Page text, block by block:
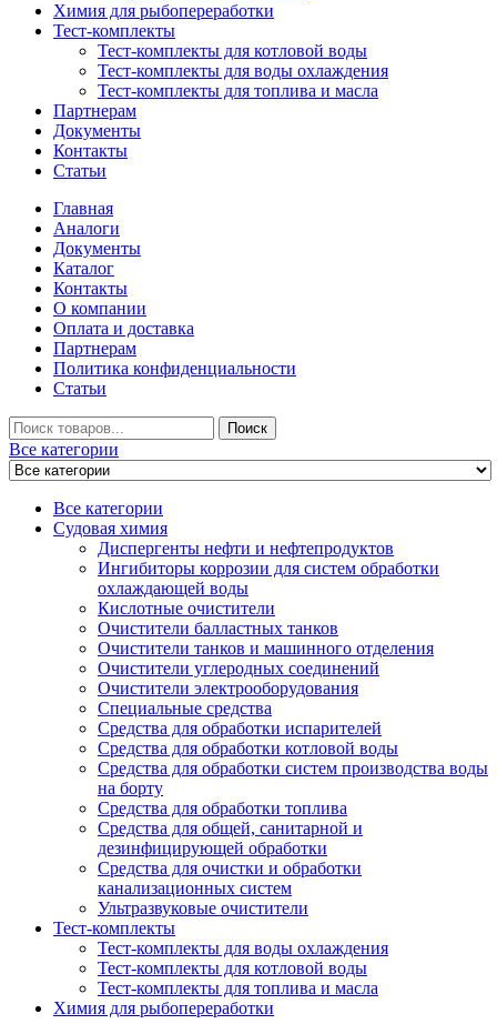
Химия для рыбопереработки
Тест-комплекты
Тест-комплекты для котловой воды
Тест-комплекты для воды охлаждения
Тест-комплекты для топлива и масла
Партнерам
Документы
Контакты
Статьи
Главная
Аналоги
Документы
Каталог
Контакты
О компании
Оплата и доставка
Партнерам
Политика конфиденциальности
Статьи
Искать
Поиск
Все категории
Все категории
Судовая химия
Диспергенты нефти и нефтепродуктов
Ингибиторы коррозии для систем обработки
охлаждающей воды
Кислотные очистители
Очистители балластных танков
Очистители танков и машинного отделения
Очистители углеродных соединений
Очистители электрооборудования
Специальные средства
Средства для обработки испарителей
Средства для обработки котловой воды
Средства для обработки систем производства воды
на борту
Средства для обработки топлива
Средства для общей, санитарной и
дезинфицирующей обработки
Средства для очистки и обработки
канализационных систем
Ультразвуковые очистители
Тест-комплекты
Тест-комплекты для воды охлаждения
Тест-комплекты для котловой воды
Тест-комплекты для топлива и масла
Химия для рыбопереработки